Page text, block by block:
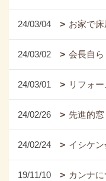
24/03/04 お家で
24/03/02 会長自ら
24/03/01 リフォ
24/02/26 先進的
24/02/24 イシケ
19/11/10 カンナ